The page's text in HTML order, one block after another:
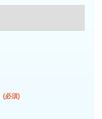
(必須)